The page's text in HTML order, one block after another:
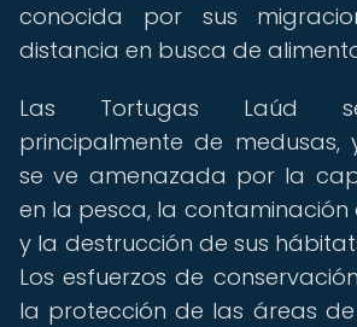
conocida por sus
distancia en busca de
Las Tortugas Laúd
principalmente de medusas,
se ve amenazada por la
en la pesca, la contaminación
y la destrucción de sus
Los esfuerzos de
la protección de las áreas